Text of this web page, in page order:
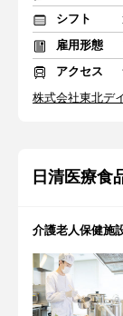
シフト
雇用形態
アクセス
株式会社東北デ
日清医療食
介護老人保健施